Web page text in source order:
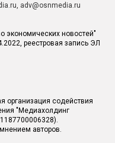
, adv@osnmedia.ru
экономических новостей"
реестровая запись ЭЛ
организация содействия
"Медиахолдинг
авторов.